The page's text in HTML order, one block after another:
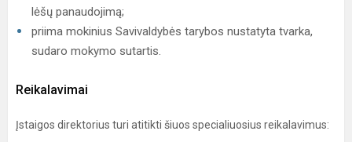
lėšų panaudojimą;
priima mokinius Savivaldybės tarybos nustatyta tvarka,
sudaro mokymo sutartis.
Reikalavimai
Įstaigos direktorius turi atitikti šiuos specialiuosius reikalavimus: